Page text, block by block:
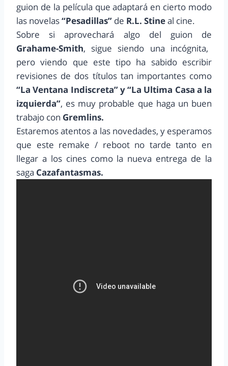
guion de la película que adaptará en cierto modo
las novelas“Pesadillas” de R.L. Stineal cine.
Sobre si aprovechará algo del guion de
Grahame-Smith, sigue siendo una incógnita,
pero viendo que este tipo ha sabido escribir
revisiones de dos títulos tan importantes como
“La Ventana Indiscreta” y “La Ultima Casa a la
izquierda”, es muy probable que haga un buen
trabajo con Gremlins.
Estaremos atentos a las novedades, y esperamos
que este remake / reboot no tarde tanto en
llegar a los cines como la nueva entrega de la
saga Cazafantasmas.